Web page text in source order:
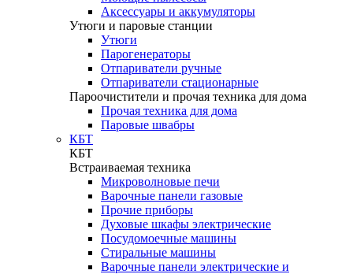
Аксессуары и аккумуляторы
Утюги и паровые станции
Утюги
Парогенераторы
Отпариватели ручные
Отпариватели стационарные
Пароочистители и прочая техника для дома
Прочая техника для дома
Паровые швабры
КБТ
КБТ
Встраиваемая техника
Микроволновые печи
Варочные панели газовые
Прочие приборы
Духовые шкафы электрические
Посудомоечные машины
Стиральные машины
Варочные панели электрические и